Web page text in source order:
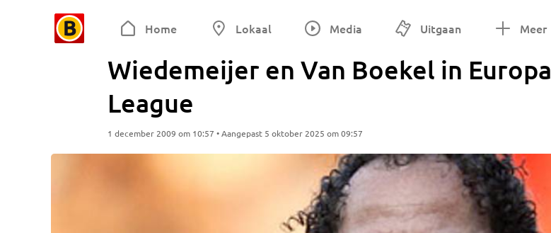
Home Lokaal Media Uitgaan Meer
Wiedemeijer en Van Boekel in Europa
League
1 december 2009 om 10:57 • Aangepast 5 oktober 2025 om 09:57